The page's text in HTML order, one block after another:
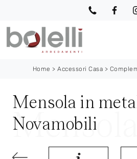
Home >Accessori Casa >
Mensola in
Novamobili